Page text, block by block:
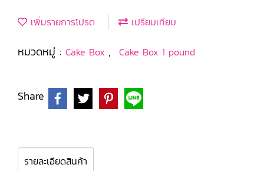
เพิ่มรายการโปรด เปรียบเทียบ
หมวดหมู่ : Cake Box , Cake Box 1 pound
Share
รายละเอียดสินค้า